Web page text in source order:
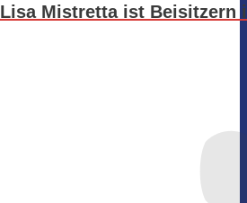
Lisa Mistretta ist Beisitzern